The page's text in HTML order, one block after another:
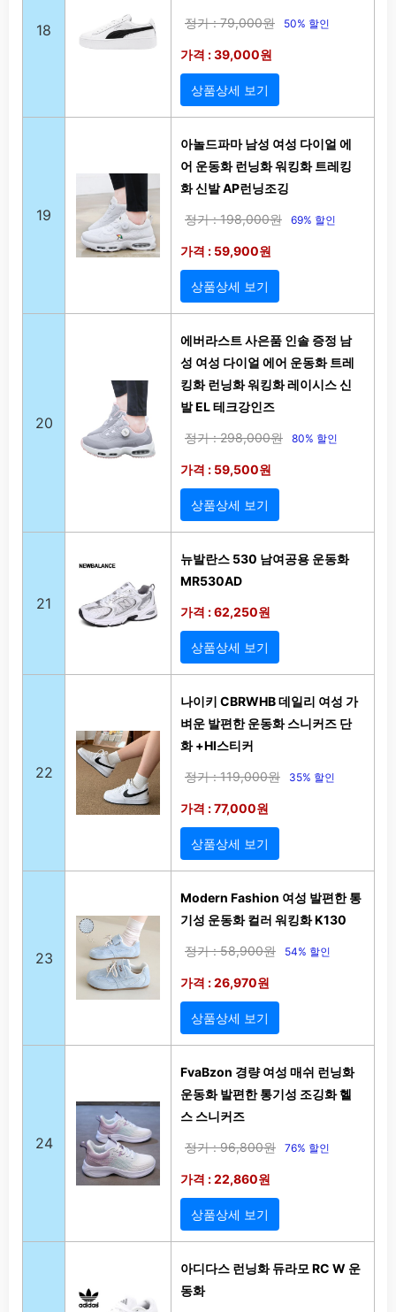
18 정가 : 79,000원 50% 할인
가격 : 39,000원
상품상세 보기
19
아놀드파마 남성 여성 다이얼 에
어 운동화 런닝화 워킹화 트레킹
화 신발 AP런닝조깅
정가 : 198,000원 69% 할인
가격 : 59,900원
상품상세 보기
20
에버라스트 사은품 인솔 증정 남
성 여성 다이얼 에어 운동화 트레
킹화 런닝화 워킹화 레이시스 신
발 EL 테크강인즈
정가 : 298,000원 80% 할인
가격 : 59,500원
상품상세 보기
21
뉴발란스 530 남여공용 운동화
MR530AD
가격 : 62,250원
상품상세 보기
22
나이키 CBRWHB 데일리 여성 가
벼운 발편한 운동화 스니커즈 단
화 +HI스티커
정가 : 119,000원 35% 할인
가격 : 77,000원
상품상세 보기
23
Modern Fashion 여성 발편한 통
기성 운동화 컬러 워킹화 K130
정가 : 58,900원 54% 할인
가격 : 26,970원
상품상세 보기
24
FvaBzon 경량 여성 매쉬 런닝화
운동화 발편한 통기성 조깅화 헬
스 스니커즈
정가 : 96,800원 76% 할인
가격 : 22,860원
상품상세 보기
아디다스 런닝화 듀라모 RC W 운
동화